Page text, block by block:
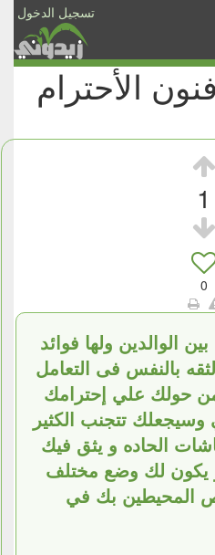
تسجيل الدخول
الأخبار
الأسئلة
والمشاركات
الأحترام
1
0
الوالدين ولها فوائد
بالنفس فى التعامل
حولك علي إحترامك
تتجنب الكثير
الحاده و يثق فيك
يكون لك وضع مختلف
المحيطين بك في